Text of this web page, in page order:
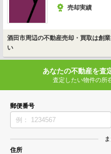
売却実績
酒田市周辺の不動産売却・買取は創
い
あなたの不動産を査
査定したい物件の所
郵便番号
住所